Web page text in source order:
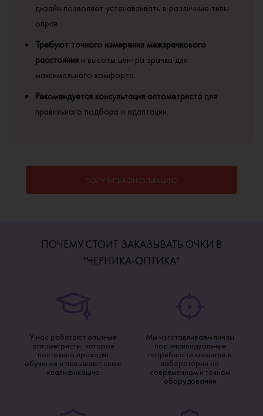
дизайн позволяет устанавливать в различные типы
оправ.
Требуют точного измерения межзрачкового
расстояния и высоты центра зрачка для
максимального комфорта.
Рекомендуется консультация оптометриста для
правильного подбора и адаптации.
ПОЛУЧИТЬ КОНСУЛЬТАЦИЮ
ПОЧЕМУ СТОИТ ЗАКАЗЫВАТЬ ОЧКИ В
"ЧЕРНИКА-ОПТИКА"
У нас работают опытные
оптометристы, которые
постоянно проходят
обучения и повышают свою
квалификацию
Мы изготавливаем линзы
под индивидуальные
потребности клиентов в
лаборатории на
современном и точном
оборудовании